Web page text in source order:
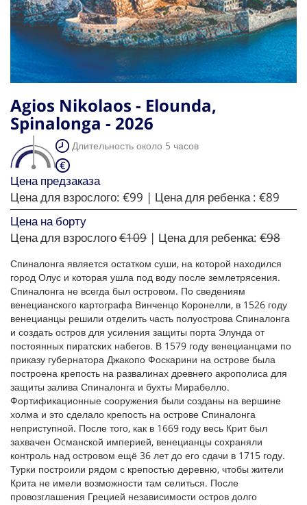
Agios Nikolaos - Elounda,
Spinalonga - 2026
Длительность около 5 часов
Цена предзаказа
Цена для взрослого: €99 | Цена для ребенка : €89
Цена на борту
Цена для взрослого€109 | Цена для ребенка: €98
Спиналонга является остатком суши, на которой находился
город Олус и которая ушла под воду после землетрясения.
Спиналонга не всегда был островом. По сведениям
венецианского картографа Винченцо Коронелли, в 1526 году
венецианцы решили отделить часть полуострова Спиналонга
и создать остров для усиления защиты порта Элунда от
постоянных пиратских набегов. В 1579 году венецианцами по
приказу губернатора Джакопо Фоскарини на острове была
построена крепость на развалинах древнего акрополиса для
защиты залива Спиналонга и бухты Мирабелло.
Фортификационные сооружения были созданы на вершине
холма и это сделало крепость на острове Спиналонга
неприступной. После того, как в 1669 году весь Крит был
захвачен Оcманской империей, венецианцы сохраняли
контроль над островом ещё 36 лет до его сдачи в 1715 году.
Турки построили рядом с крепостью деревню, чтобы жители
Крита не имели возможности там селиться. После
провозглашения Грецией независимости остров долго